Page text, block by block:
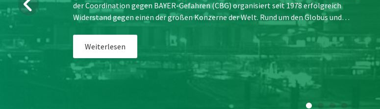
der Coordination gegen BAYER-Gefahren (CBG) organisiert seit 1978 erfolgreich
Widerstand gegen einen der großen Konzerne der Welt. Rund um den Globus und…
Weiterlesen